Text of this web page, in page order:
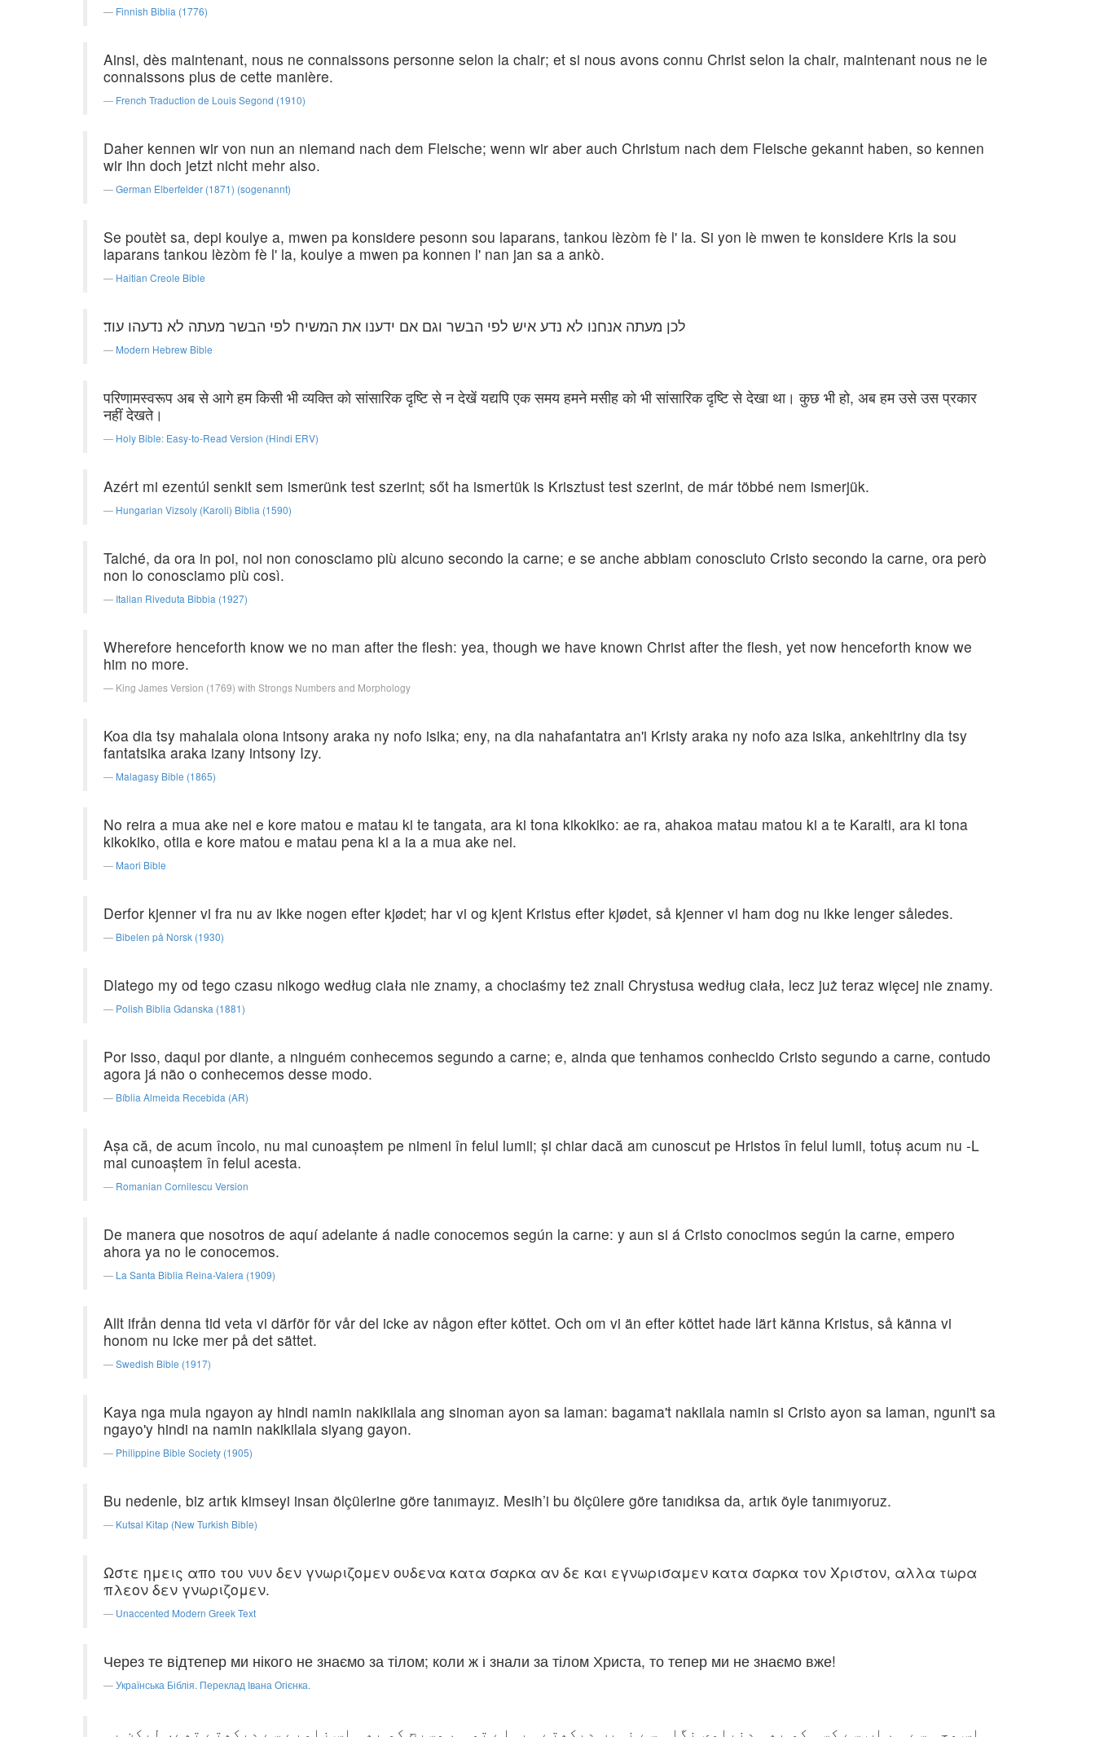
Finnish Biblia (1776)
Ainsi, dès maintenant, nous ne connaissons personne selon la chair; et si nous avons connu Christ selon la chair, maintenant nous ne le
connaissons plus de cette manière.
French Traduction de Louis Segond (1910)
Daher kennen wir von nun an niemand nach dem Fleische; wenn wir aber auch Christum nach dem Fleische gekannt haben, so kennen
wir ihn doch jetzt nicht mehr also.
German Elberfelder (1871) (sogenannt)
Se poutèt sa, depi koulye a, mwen pa konsidere pesonn sou laparans, tankou lèzòm fè l' la. Si yon lè mwen te konsidere Kris la sou
laparans tankou lèzòm fè l' la, koulye a mwen pa konnen l' nan jan sa a ankò.
Haitian Creole Bible
לכן מעתה אנחנו לא נדע איש לפי הבשר וגם אם ידענו את המשיח לפי הבשר מעתה לא נדעהו עוד׃
Modern Hebrew Bible
परिणामस्वरूप अब से आगे हम किसी भी व्यक्ति को सांसारिक दृष्टि से न देखें यद्यपि एक समय हमने मसीह को भी सांसारिक दृष्टि से देखा था। कुछ भी हो, अब हम उसे उस प्रकार
नहीं देखते।
Holy Bible: Easy-to-Read Version (Hindi ERV)
Azért mi ezentúl senkit sem ismerünk test szerint; sőt ha ismertük is Krisztust test szerint, de már többé nem ismerjük.
Hungarian Vizsoly (Karoli) Biblia (1590)
Talché, da ora in poi, noi non conosciamo più alcuno secondo la carne; e se anche abbiam conosciuto Cristo secondo la carne, ora però
non lo conosciamo più così.
Italian Riveduta Bibbia (1927)
Wherefore henceforth know we no man after the flesh: yea, though we have known Christ after the flesh, yet now henceforth know we
him no more.
King James Version (1769) with Strongs Numbers and Morphology
Koa dia tsy mahalala olona intsony araka ny nofo isika; eny, na dia nahafantatra an'i Kristy araka ny nofo aza isika, ankehitriny dia tsy
fantatsika araka izany intsony Izy.
Malagasy Bible (1865)
No reira a mua ake nei e kore matou e matau ki te tangata, ara ki tona kikokiko: ae ra, ahakoa matau matou ki a te Karaiti, ara ki tona
kikokiko, otiia e kore matou e matau pena ki a ia a mua ake nei.
Maori Bible
Derfor kjenner vi fra nu av ikke nogen efter kjødet; har vi og kjent Kristus efter kjødet, så kjenner vi ham dog nu ikke lenger således.
Bibelen på Norsk (1930)
Dlatego my od tego czasu nikogo według ciała nie znamy, a chociaśmy też znali Chrystusa według ciała, lecz już teraz więcej nie znamy.
Polish Biblia Gdanska (1881)
Por isso, daqui por diante, a ninguém conhecemos segundo a carne; e, ainda que tenhamos conhecido Cristo segundo a carne, contudo
agora já não o conhecemos desse modo.
Bíblia Almeida Recebida (AR)
Aşa că, de acum încolo, nu mai cunoaştem pe nimeni în felul lumii; şi chiar dacă am cunoscut pe Hristos în felul lumii, totuş acum nu -L
mai cunoaştem în felul acesta.
Romanian Cornilescu Version
De manera que nosotros de aquí adelante á nadie conocemos según la carne: y aun si á Cristo conocimos según la carne, empero
ahora ya no le conocemos.
La Santa Biblia Reina-Valera (1909)
Allt ifrån denna tid veta vi därför för vår del icke av någon efter köttet. Och om vi än efter köttet hade lärt känna Kristus, så känna vi
honom nu icke mer på det sättet.
Swedish Bible (1917)
Kaya nga mula ngayon ay hindi namin nakikilala ang sinoman ayon sa laman: bagama't nakilala namin si Cristo ayon sa laman, nguni't sa
ngayo'y hindi na namin nakikilala siyang gayon.
Philippine Bible Society (1905)
Bu nedenle, biz artık kimseyi insan ölçülerine göre tanımayız. Mesih’i bu ölçülere göre tanıdıksa da, artık öyle tanımıyoruz.
Kutsal Kitap (New Turkish Bible)
Ωστε ημεις απο του νυν δεν γνωριζομεν ουδενα κατα σαρκα αν δε και εγνωρισαμεν κατα σαρκα τον Χριστον, αλλα τωρα
πλεον δεν γνωριζομεν.
Unaccented Modern Greek Text
Через те відтепер ми нікого не знаємо за тілом; коли ж і знали за тілом Христа, то тепер ми не знаємо вже!
Українська Біблія. Переклад Івана Огієнка.
اِس وجہ سے ہم اب سے کسی کو بھی دنیاوی نگاہ سے نہیں دیکھتے۔ پہلے تو ہم مسیح کو بھی اِس زاویے سے دیکھتے تھے، لیکن یہ